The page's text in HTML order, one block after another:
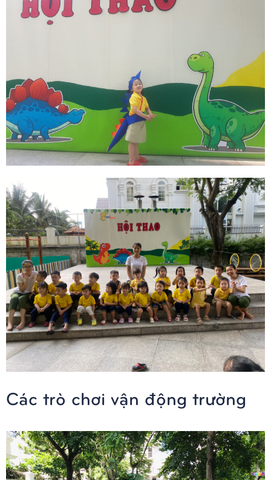
Các trò chơi vận động trường